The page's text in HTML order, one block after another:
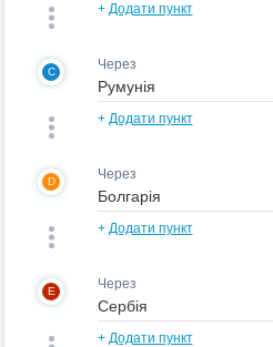
+ Додати пункт
C Через
+ Додати пункт
D Через
+ Додати пункт
E Через
+ Додати пункт